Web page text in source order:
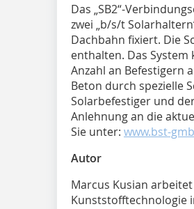
Das „SB2“-
zwei „b/s/t
Dachbahn fixiert. Die
enthalten. Das
Anzahl an Befestigern
Beton durch spezielle
Solarbefestiger und
Anlehnung an die
Sie unter: www.bst-
Autor
Marcus Kusian
Kunststofftechnologie